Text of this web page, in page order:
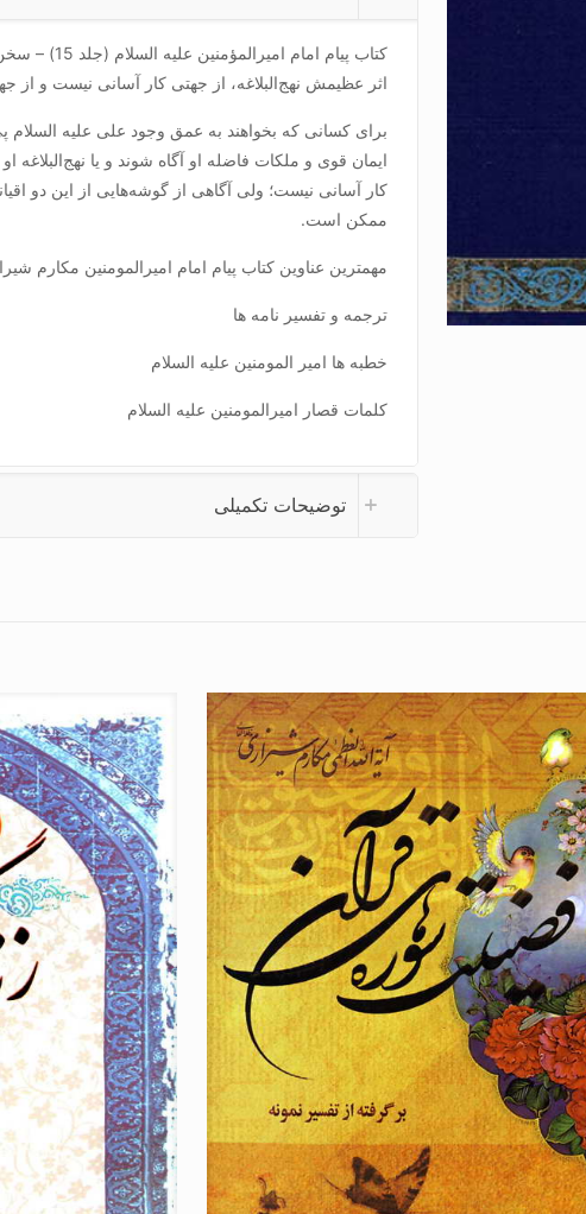
کتاب پیام امام
اثر عظيمش نهج‌البلاغه، از جهتى كار آسانى نيست و از
براى كسانى كه بخواهند به عمق وجود على علیه السلام
ايمان قوى و ملكات فاضله او آگاه شوند و يا نهج‌البلاغه
كار آسانى نيست؛ ولى آگاهى از گوشه‌هايى از اين دو
ممكن است.
مهمترین عناوین کتاب پیام امام امیرالمومنین مکارم
ترجمه و تفسیر نامه ها
خطبه ها امیر المومنین علیه السلام
کلمات قصار امیرالمومنین علیه السلام
توضیحات تکمیلی